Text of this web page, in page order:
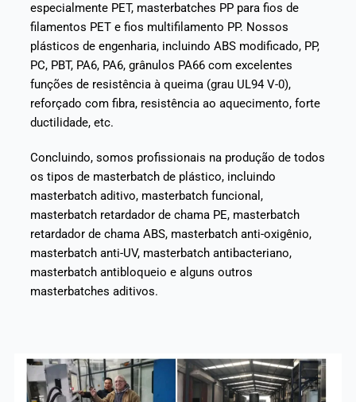
especialmente PET, masterbatches PP para fios de
filamentos PET e fios multifilamento PP. Nossos
plásticos de engenharia, incluindo ABS modificado, PP,
PC, PBT, PA6, PA6, grânulos PA66 com excelentes
funções de resistência à queima (grau UL94 V-0),
reforçado com fibra, resistência ao aquecimento, forte
ductilidade, etc.
Concluindo, somos profissionais na produção de todos
os tipos de masterbatch de plástico, incluindo
masterbatch aditivo, masterbatch funcional,
masterbatch retardador de chama PE, masterbatch
retardador de chama ABS, masterbatch anti-oxigênio,
masterbatch anti-UV, masterbatch antibacteriano,
masterbatch antibloqueio e alguns outros
masterbatches aditivos.